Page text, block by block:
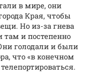
в мире, они
Края, чтобы
Но из-за гнева
там и постепенно
голодали и были
что «в конечном